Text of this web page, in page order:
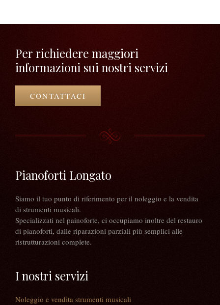
Per richiedere maggiori
informazioni sui nostri servizi
CONTATTACI
Pianoforti Longato
Siamo il tuo punto di riferimento per il noleggio e la vendita
di strumenti musicali.
Specializzati nel painoforte, ci occupiamo inoltre del restauro
di pianoforti, dalle riparazioni parziali più semplici alle
ristrutturazioni complete.
I nostri servizi
Noleggio e vendita strumenti musicali